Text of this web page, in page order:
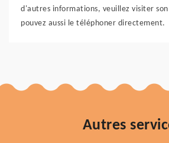
d'autres informations, veuillez visiter son
pouvez aussi le téléphoner directement.
Autres